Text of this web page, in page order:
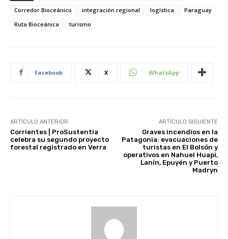
Corredor Bioceánico
integración regional logística
Paraguay
Ruta Bioceánica
turismo
Facebook X WhatsApp
ARTÍCULO ANTERIOR
Corrientes | ProSustentia
celebra su segundo proyecto
forestal registrado en Verra
ARTÍCULO SIGUIENTE
Graves incendios en la
Patagonia: evacuaciones de
turistas en El Bolsón y
operativos en Nahuel Huapi,
Lanín, Epuyén y Puerto
Madryn